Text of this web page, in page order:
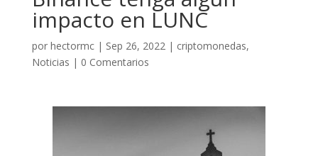
impacto en LUNC
por hectormc| Sep 26, 2022| criptomonedas,
Noticias | 0 Comentarios